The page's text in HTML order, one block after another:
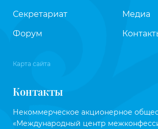
Секретариат
Форум
Медиа
Карта сайта
Контакты
Некоммерческое акционерное
«Международный центр